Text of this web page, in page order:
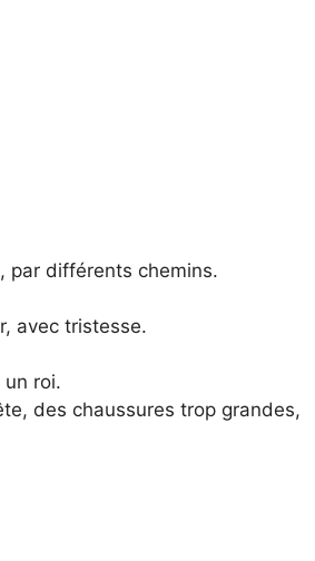
par différents chemins.
avec tristesse.
roi.
des chaussures trop grandes,